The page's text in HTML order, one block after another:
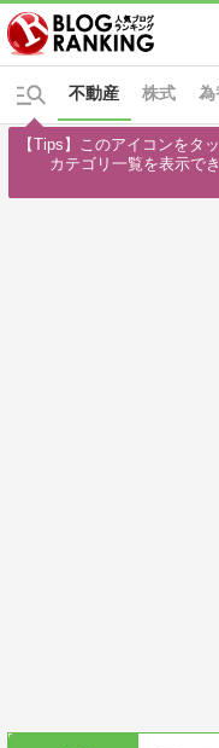
株式 為
不動産
【Tips】このアイコンをタ
カテゴリ一覧を表示でき